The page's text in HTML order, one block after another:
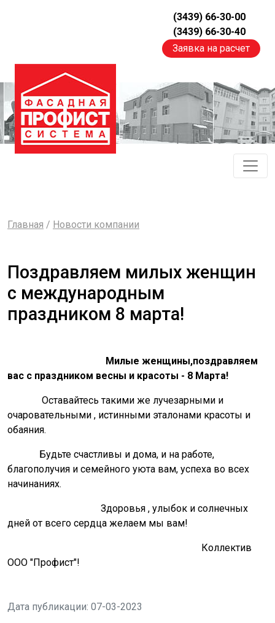
(3439) 66-30-00
(3439) 66-30-40
Заявка на расчет
Главная / Новости компании
Поздравляем милых женщин
с международным
праздником 8 марта!
Милые женщины,поздравляем
вас с праздником весны и красоты - 8 Марта!
Оставайтесь такими же лучезарными и
очаровательными , истинными эталонами красоты и
обаяния.
Будьте счастливы и дома, и на работе,
благополучия и семейного уюта вам, успеха во всех
начинаниях.
Здоровья , улыбок и солнечных
дней от всего сердца желаем мы вам!
Коллектив
ООО "Профист"!
Дата публикации: 07-03-2023